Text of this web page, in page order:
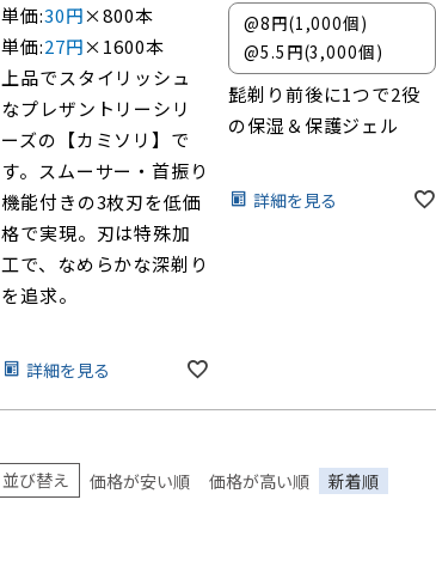
単価:30円×800本
単価:27円×1600本
上品でスタイリッシュ
なプレザントリーシリ
ーズの【カミソリ】で
す。スムーサー・首振り
機能付きの3枚刃を低価
格で実現。刃は特殊加
工で、なめらかな深剃り
を追求。
詳細を見る
@8円(1,000個)
@5.5円(3,000個)
髭剃り前後に1つで2役
の保湿＆保護ジェル
詳細を見る
並び替え 価格が安い順 価格が高い順 新着順